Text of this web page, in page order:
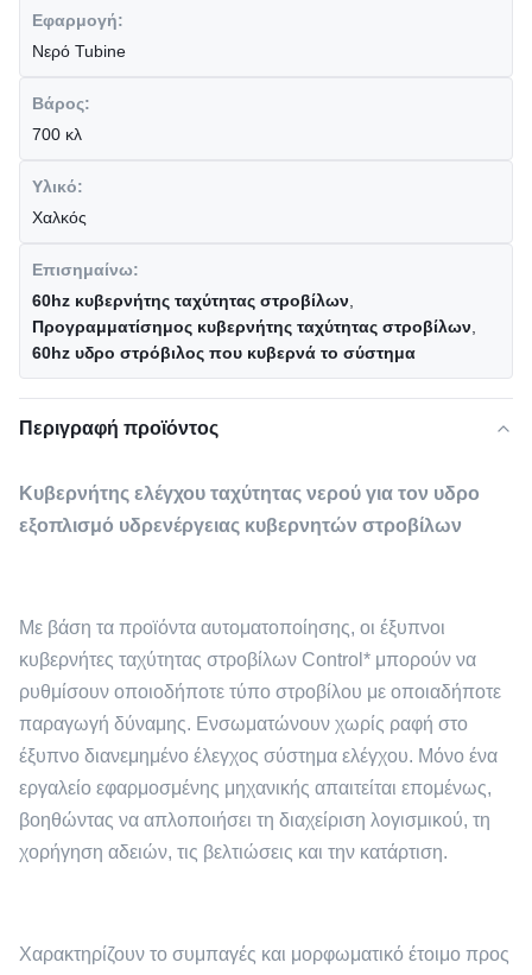
Εφαρμογή:
Νερό Tubine
Βάρος:
700 κλ
Υλικό:
Χαλκός
Επισημαίνω:
60hz κυβερνήτης ταχύτητας στροβίλων
Προγραμματίσημος κυβερνήτης ταχύτητας στροβίλων
60hz υδρο στρόβιλος που κυβερνά το σύστημα
Περιγραφή προϊόντος
Κυβερνήτης ελέγχου ταχύτητας νερού για τον υδρο
εξοπλισμό υδρενέργειας κυβερνητών στροβίλων
Με βάση τα προϊόντα αυτοματοποίησης, οι έξυπνοι
κυβερνήτες ταχύτητας στροβίλων Control* μπορούν να
ρυθμίσουν οποιοδήποτε τύπο στροβίλου με οποιαδήποτε
παραγωγή δύναμης. Ενσωματώνουν χωρίς ραφή στο
έξυπνο διανεμημένο έλεγχος σύστημα ελέγχου. Μόνο ένα
εργαλείο εφαρμοσμένης μηχανικής απαιτείται επομένως,
βοηθώντας να απλοποιήσει τη διαχείριση λογισμικού, τη
χορήγηση αδειών, τις βελτιώσεις και την κατάρτιση.
Χαρακτηρίζουν το συμπαγές και μορφωματικό έτοιμο προς